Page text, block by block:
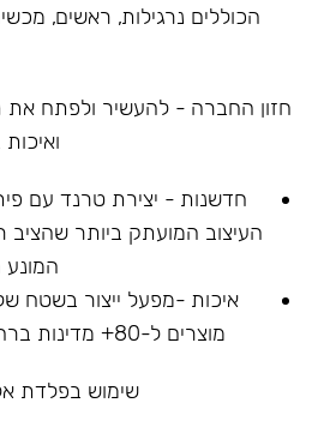
הכוללים נרגילות, ראשים,
חזון החברה - להעשיר ולפתח את
העיצוב המועתק ביותר שהציב
מוצרים ל-80+ מדינות ברחבי העולם - כ-500,000+ נרגילות נמכרו.
שימוש בפלדת